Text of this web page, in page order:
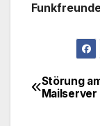
Störung
Mailserver